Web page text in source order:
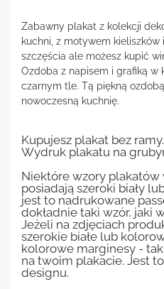
Zabawny plakat z kolekcji
kuchni, z motywem kieliszków
szczęścia ale możesz kupić
Ozdoba z napisem i grafiką w
czarnym tle. Tą piękną
nowoczesną kuchnię.
Kupujesz plakat bez ramy.
Wydruk plakatu na
Niektóre wzory plakatów
posiadają szeroki biały
jest to nadrukowane
dokładnie taki wzór, jaki
Jeżeli na zdjęciach
szerokie białe lub
kolorowe marginesy -
na twoim plakacie. Jest
designu.